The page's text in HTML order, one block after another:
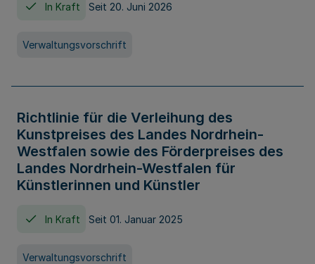
In Kraft Seit 20. Juni 2026
Verwaltungsvorschrift
Richtlinie für die Verleihung des
Kunstpreises des Landes Nordrhein-
Westfalen sowie des Förderpreises des
Landes Nordrhein-Westfalen für
Künstlerinnen und Künstler
In Kraft Seit 01. Januar 2025
Verwaltungsvorschrift